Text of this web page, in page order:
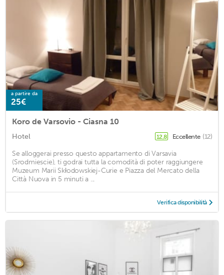
a partire da
25€
Koro de Varsovio - Ciasna 10
Hotel 12,8 Eccellente (12)
Se alloggerai presso questo appartamento di Varsavia
(Srodmiescie), ti godrai tutta la comodità di poter raggiungere
Muzeum Marii Skłodowskiej-Curie e Piazza del Mercato della
Città Nuova in 5 minuti a ...
Verifica disponibilità